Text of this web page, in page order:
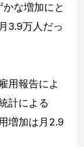
な増加にと
3.9万人だっ
用報告によ
計による
増加は月2.9